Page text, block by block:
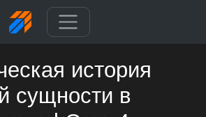
история
сущности в